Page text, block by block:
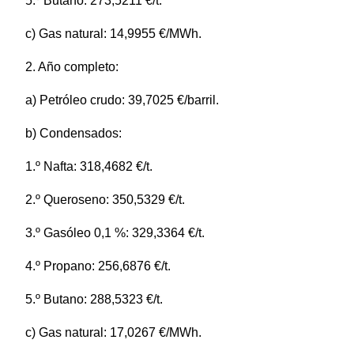
c) Gas natural: 14,9955 €/MWh.
2. Año completo:
a) Petróleo crudo: 39,7025 €/barril.
b) Condensados:
1.º Nafta: 318,4682 €/t.
2.º Queroseno: 350,5329 €/t.
3.º Gasóleo 0,1 %: 329,3364 €/t.
4.º Propano: 256,6876 €/t.
5.º Butano: 288,5323 €/t.
c) Gas natural: 17,0267 €/MWh.